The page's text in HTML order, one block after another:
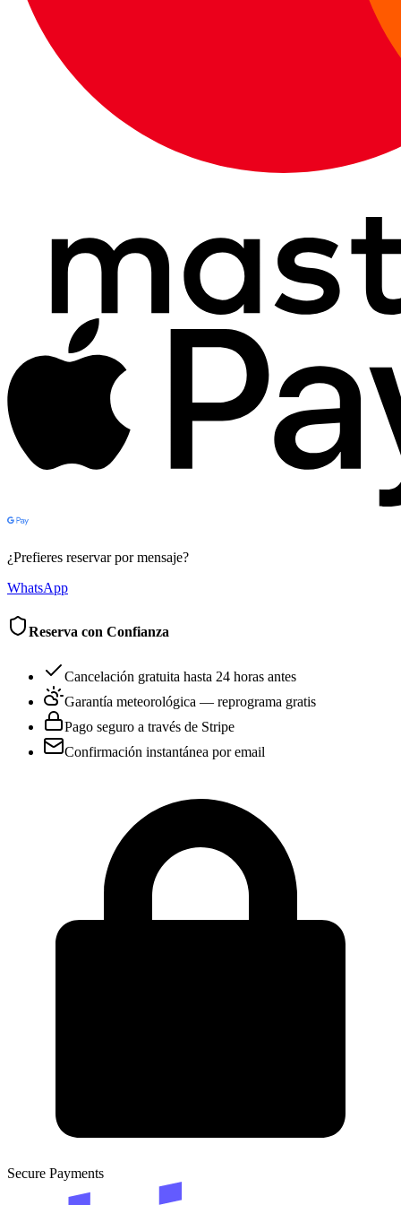
¿Prefieres reservar por mensaje?
WhatsApp
Reserva con Confianza
Cancelación gratuita hasta 24 horas antes
Garantía meteorológica — reprograma gratis
Pago seguro a través de Stripe
Confirmación instantánea por email
Secure Payments